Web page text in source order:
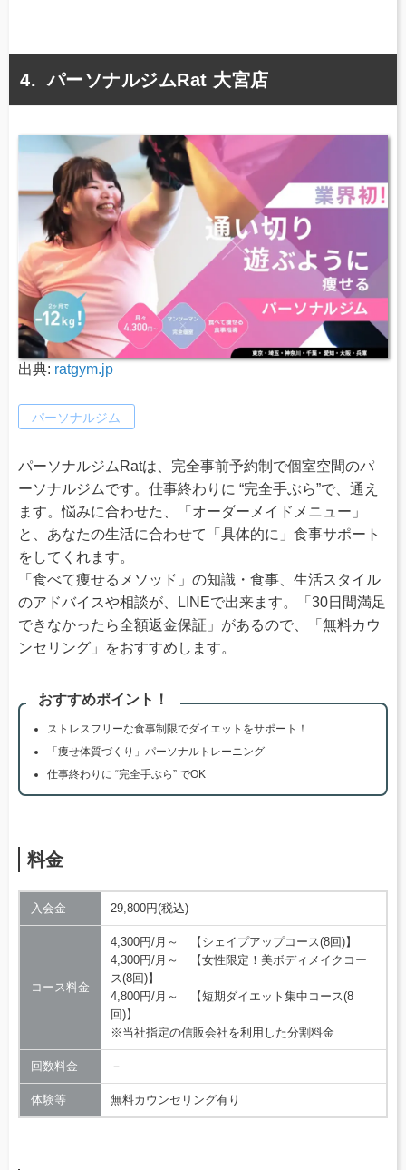
パーソナルジムRat 大宮店
出典: ratgym.jp
パーソナルジム
パーソナルジムRatは、完全事前予約制で個室空間のパ
ーソナルジムです。仕事終わりに “完全手ぶら”で、通え
ます。悩みに合わせた、「オーダーメイドメニュー」
と、あなたの生活に合わせて「具体的に」食事サポート
をしてくれます。
「食べて痩せるメソッド」の知識・食事、生活スタイル
のアドバイスや相談が、LINEで出来ます。「30日間満足
できなかったら全額返金保証」があるので、「無料カウ
ンセリング」をおすすめします。
おすすめポイント！
ストレスフリーな食事制限でダイエットをサポート！
「痩せ体質づくり」パーソナルトレーニング
仕事終わりに “完全手ぶら” でOK
料金
入会金 29,800円(税込)
コース料金
4,300円/月～ 【シェイプアップコース(8回)】
4,300円/月～ 【女性限定！美ボディメイクコー
ス(8回)】
4,800円/月～ 【短期ダイエット集中コース(8
回)】
※当社指定の信販会社を利用した分割料金
回数料金 －
体験等 無料カウンセリング有り